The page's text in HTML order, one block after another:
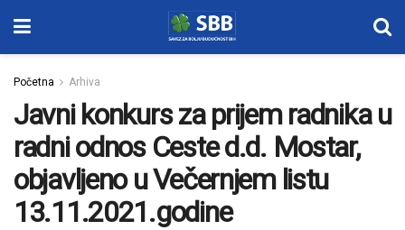
Početna Arhiva
Javni konkurs za prijem radnika u
radni odnos Ceste d.d. Mostar,
objavljeno u Večernjem listu
13.11.2021.godine